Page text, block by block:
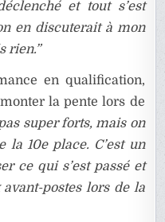
et tout s’est
en discuterait à mon
rien.”
en qualification,
la pente lors de
pas super forts, mais on
10e place. C’est un
ce qui s’est passé et
postes lors de la